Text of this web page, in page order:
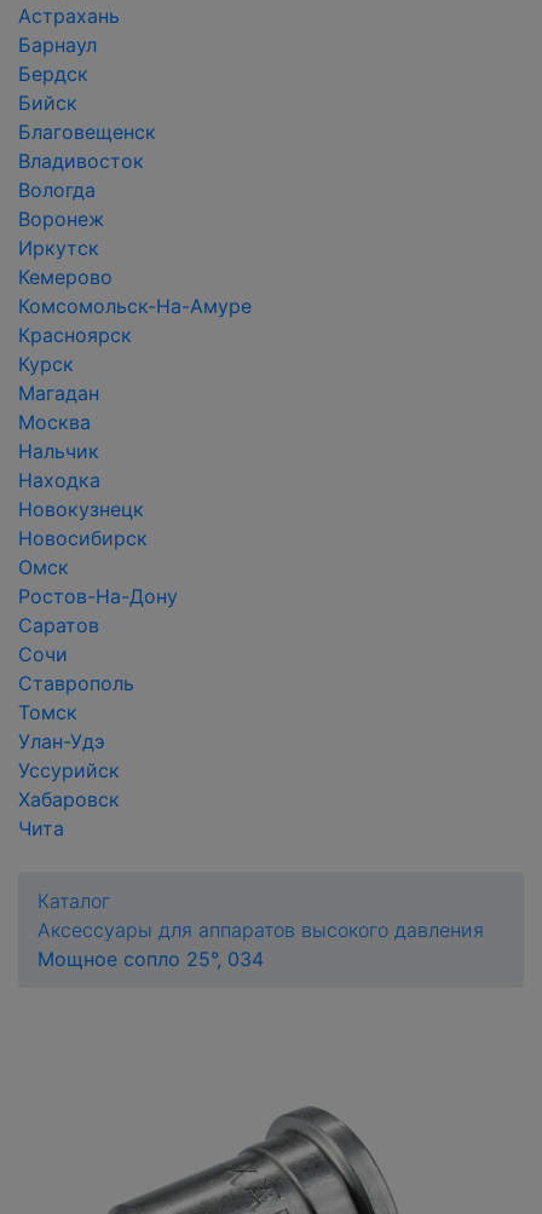
Астрахань
Барнаул
Бердск
Бийск
Благовещенск
Владивосток
Вологда
Воронеж
Иркутск
Кемерово
Комсомольск-На-Амуре
Красноярск
Курск
Магадан
Москва
Нальчик
Находка
Новокузнецк
Новосибирск
Омск
Ростов-На-Дону
Саратов
Сочи
Ставрополь
Томск
Улан-Удэ
Уссурийск
Хабаровск
Чита
Каталог
Аксессуары для аппаратов высокого давления
Мощное сопло 25°, 034